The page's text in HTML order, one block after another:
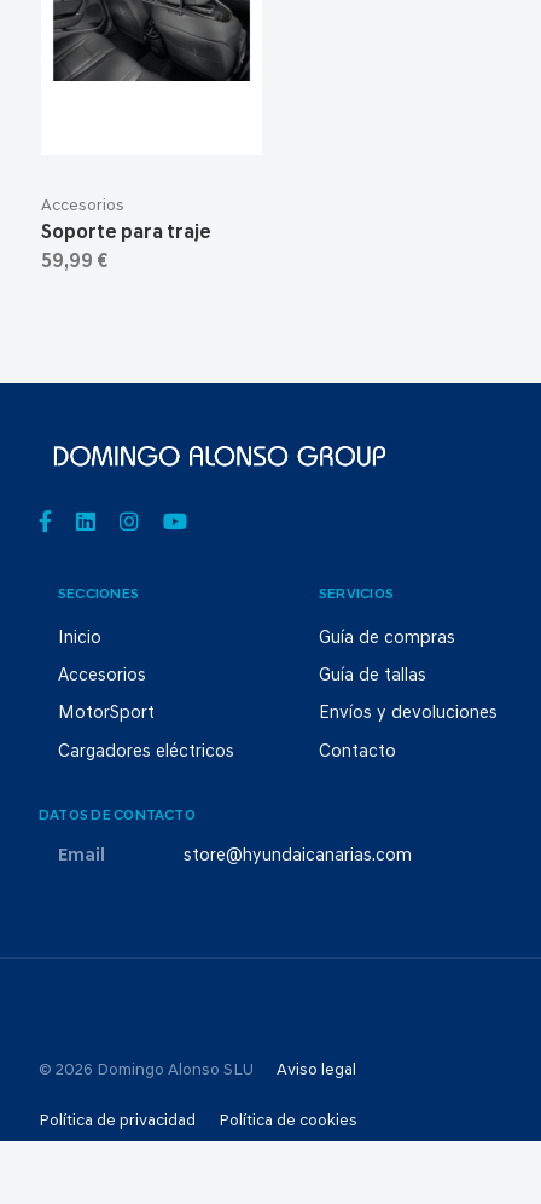
Accesorios
Soporte para traje
59,99 €
SECCIONES
Inicio
Accesorios
MotorSport
Cargadores eléctricos
SERVICIOS
Guía de compras
Guía de tallas
Envíos y devoluciones
Contacto
DATOS DE CONTACTO
Email store@hyundaicanarias.com
© 2026 Domingo Alonso SLU Aviso legal
Política de privacidad Política de cookies